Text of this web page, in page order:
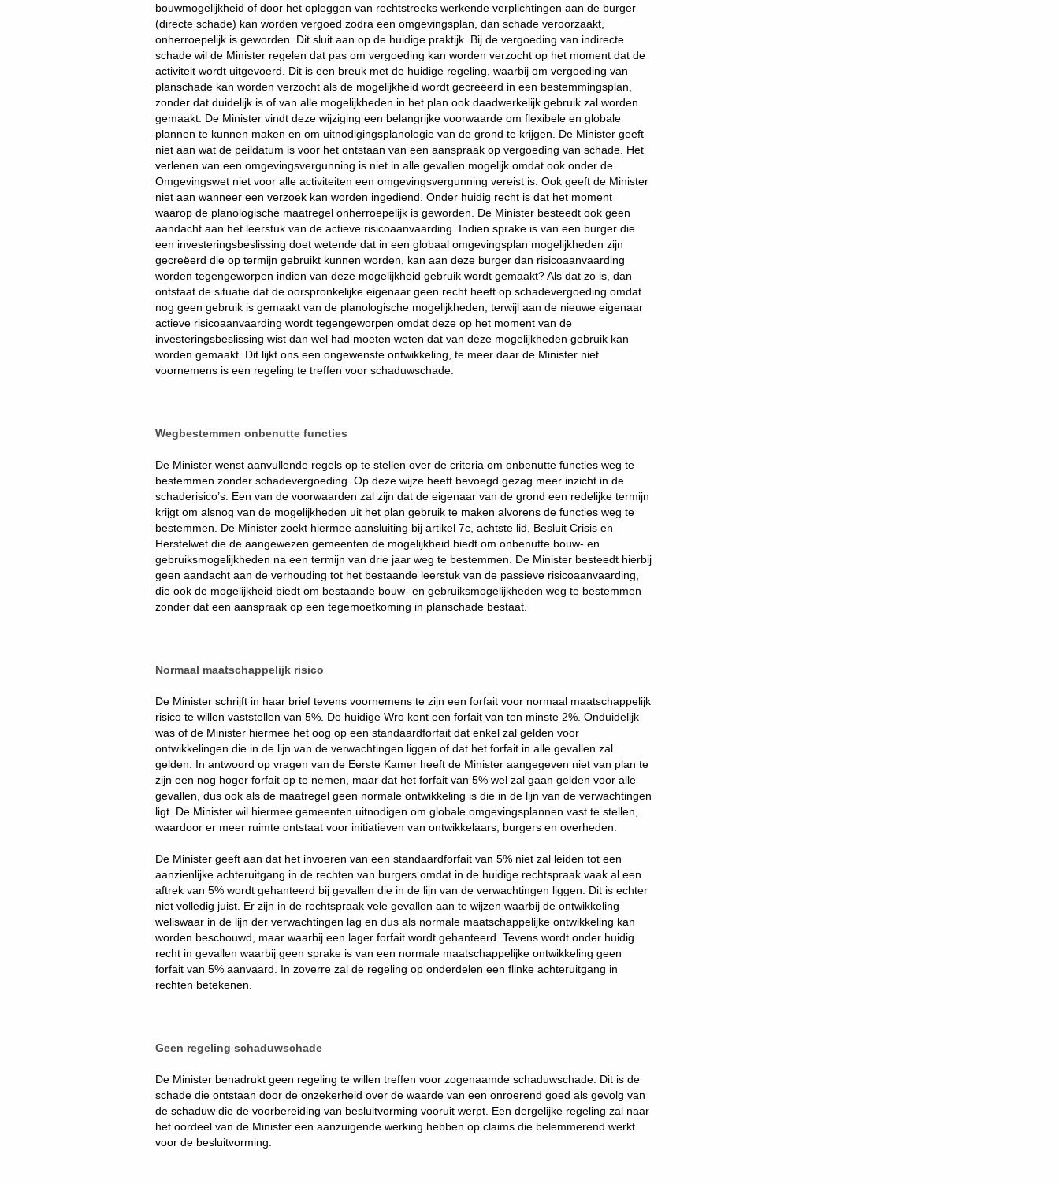
bouwmogelijkheid of door het opleggen van rechtstreeks werkende verplichtingen aan de burger
(directe schade) kan worden vergoed zodra een omgevingsplan, dan schade veroorzaakt,
onherroepelijk is geworden. Dit sluit aan op de huidige praktijk. Bij de vergoeding van indirecte
schade wil de Minister regelen dat pas om vergoeding kan worden verzocht op het moment dat de
activiteit wordt uitgevoerd. Dit is een breuk met de huidige regeling, waarbij om vergoeding van
planschade kan worden verzocht als de mogelijkheid wordt gecreëerd in een bestemmingsplan,
zonder dat duidelijk is of van alle mogelijkheden in het plan ook daadwerkelijk gebruik zal worden
gemaakt. De Minister vindt deze wijziging een belangrijke voorwaarde om flexibele en globale
plannen te kunnen maken en om uitnodigingsplanologie van de grond te krijgen. De Minister geeft
niet aan wat de peildatum is voor het ontstaan van een aanspraak op vergoeding van schade. Het
verlenen van een omgevingsvergunning is niet in alle gevallen mogelijk omdat ook onder de
Omgevingswet niet voor alle activiteiten een omgevingsvergunning vereist is. Ook geeft de Minister
niet aan wanneer een verzoek kan worden ingediend. Onder huidig recht is dat het moment
waarop de planologische maatregel onherroepelijk is geworden. De Minister besteedt ook geen
aandacht aan het leerstuk van de actieve risicoaanvaarding. Indien sprake is van een burger die
een investeringsbeslissing doet wetende dat in een globaal omgevingsplan mogelijkheden zijn
gecreëerd die op termijn gebruikt kunnen worden, kan aan deze burger dan risicoaanvaarding
worden tegengeworpen indien van deze mogelijkheid gebruik wordt gemaakt? Als dat zo is, dan
ontstaat de situatie dat de oorspronkelijke eigenaar geen recht heeft op schadevergoeding omdat
nog geen gebruik is gemaakt van de planologische mogelijkheden, terwijl aan de nieuwe eigenaar
actieve risicoaanvaarding wordt tegengeworpen omdat deze op het moment van de
investeringsbeslissing wist dan wel had moeten weten dat van deze mogelijkheden gebruik kan
worden gemaakt. Dit lijkt ons een ongewenste ontwikkeling, te meer daar de Minister niet
voornemens is een regeling te treffen voor schaduwschade.
Wegbestemmen onbenutte functies
De Minister wenst aanvullende regels op te stellen over de criteria om onbenutte functies weg te
bestemmen zonder schadevergoeding. Op deze wijze heeft bevoegd gezag meer inzicht in de
schaderisico’s. Een van de voorwaarden zal zijn dat de eigenaar van de grond een redelijke termijn
krijgt om alsnog van de mogelijkheden uit het plan gebruik te maken alvorens de functies weg te
bestemmen. De Minister zoekt hiermee aansluiting bij artikel 7c, achtste lid, Besluit Crisis en
Herstelwet die de aangewezen gemeenten de mogelijkheid biedt om onbenutte bouw- en
gebruiksmogelijkheden na een termijn van drie jaar weg te bestemmen. De Minister besteedt hierbij
geen aandacht aan de verhouding tot het bestaande leerstuk van de passieve risicoaanvaarding,
die ook de mogelijkheid biedt om bestaande bouw- en gebruiksmogelijkheden weg te bestemmen
zonder dat een aanspraak op een tegemoetkoming in planschade bestaat.
Normaal maatschappelijk risico
De Minister schrijft in haar brief tevens voornemens te zijn een forfait voor normaal maatschappelijk
risico te willen vaststellen van 5%. De huidige Wro kent een forfait van ten minste 2%. Onduidelijk
was of de Minister hiermee het oog op een standaardforfait dat enkel zal gelden voor
ontwikkelingen die in de lijn van de verwachtingen liggen of dat het forfait in alle gevallen zal
gelden. In antwoord op vragen van de Eerste Kamer heeft de Minister aangegeven niet van plan te
zijn een nog hoger forfait op te nemen, maar dat het forfait van 5% wel zal gaan gelden voor alle
gevallen, dus ook als de maatregel geen normale ontwikkeling is die in de lijn van de verwachtingen
ligt. De Minister wil hiermee gemeenten uitnodigen om globale omgevingsplannen vast te stellen,
waardoor er meer ruimte ontstaat voor initiatieven van ontwikkelaars, burgers en overheden.
De Minister geeft aan dat het invoeren van een standaardforfait van 5% niet zal leiden tot een
aanzienlijke achteruitgang in de rechten van burgers omdat in de huidige rechtspraak vaak al een
aftrek van 5% wordt gehanteerd bij gevallen die in de lijn van de verwachtingen liggen. Dit is echter
niet volledig juist. Er zijn in de rechtspraak vele gevallen aan te wijzen waarbij de ontwikkeling
weliswaar in de lijn der verwachtingen lag en dus als normale maatschappelijke ontwikkeling kan
worden beschouwd, maar waarbij een lager forfait wordt gehanteerd. Tevens wordt onder huidig
recht in gevallen waarbij geen sprake is van een normale maatschappelijke ontwikkeling geen
forfait van 5% aanvaard. In zoverre zal de regeling op onderdelen een flinke achteruitgang in
rechten betekenen.
Geen regeling schaduwschade
De Minister benadrukt geen regeling te willen treffen voor zogenaamde schaduwschade. Dit is de
schade die ontstaan door de onzekerheid over de waarde van een onroerend goed als gevolg van
de schaduw die de voorbereiding van besluitvorming vooruit werpt. Een dergelijke regeling zal naar
het oordeel van de Minister een aanzuigende werking hebben op claims die belemmerend werkt
voor de besluitvorming.